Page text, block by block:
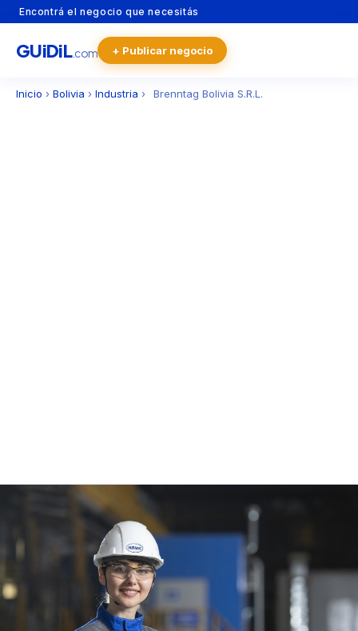
Encontrá el negocio que necesitás
GUiDiL.com + Publicar negocio
Inicio › Bolivia › Industria › Brenntag Bolivia S.R.L.